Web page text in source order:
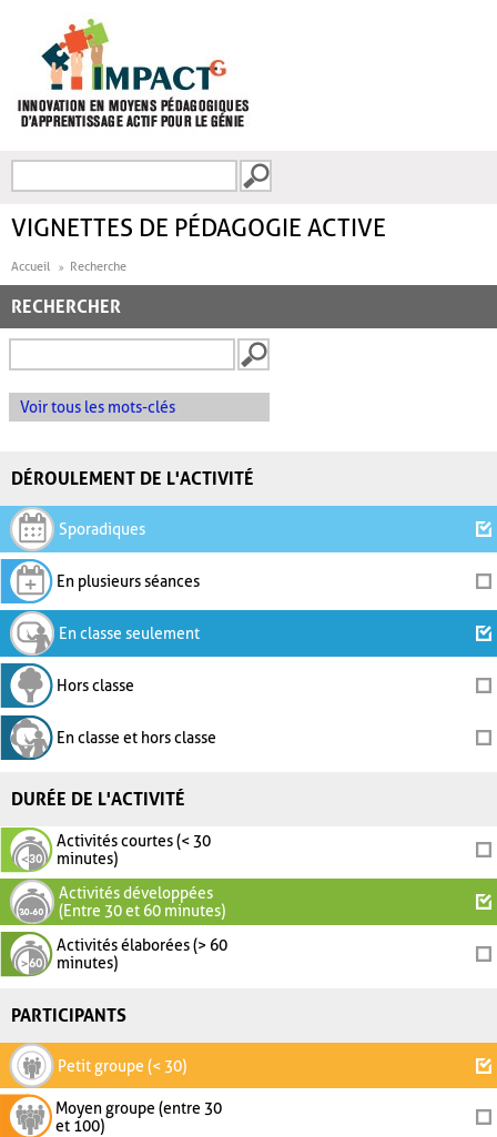
FORMULAIRE DE
VIGNETTES DE PÉDAGOGIE ACTIVE
Accueil Recherche
RECHERCHER
Voir tous les mots-clés
DÉROULEMENT DE L'ACTIVITÉ
Sporadiques
En plusieurs séances
En classe seulement
Hors classe
En classe et hors classe
DURÉE DE L'ACTIVITÉ
Activités courtes (< 30
minutes)
Activités développées
(Entre 30 et 60 minutes)
Activités élaborées (> 60
minutes)
PARTICIPANTS
Petit groupe (< 30)
Moyen groupe (entre 30
et 100)